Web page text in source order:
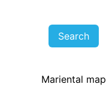
Mariental map